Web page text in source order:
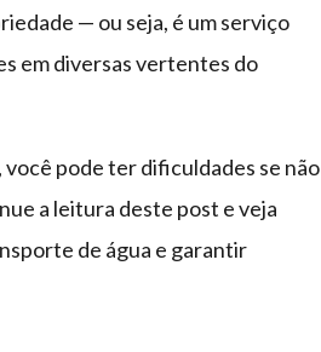
— ou seja, é um serviço
em diversas vertentes do
pode ter dificuldades se não
a leitura deste post e veja
de água e garantir